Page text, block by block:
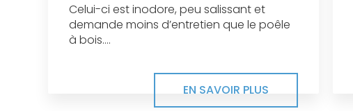
Celui-ci est inodore, peu salissant et
demande moins d’entretien que le poêle
à bois....
EN SAVOIR PLUS